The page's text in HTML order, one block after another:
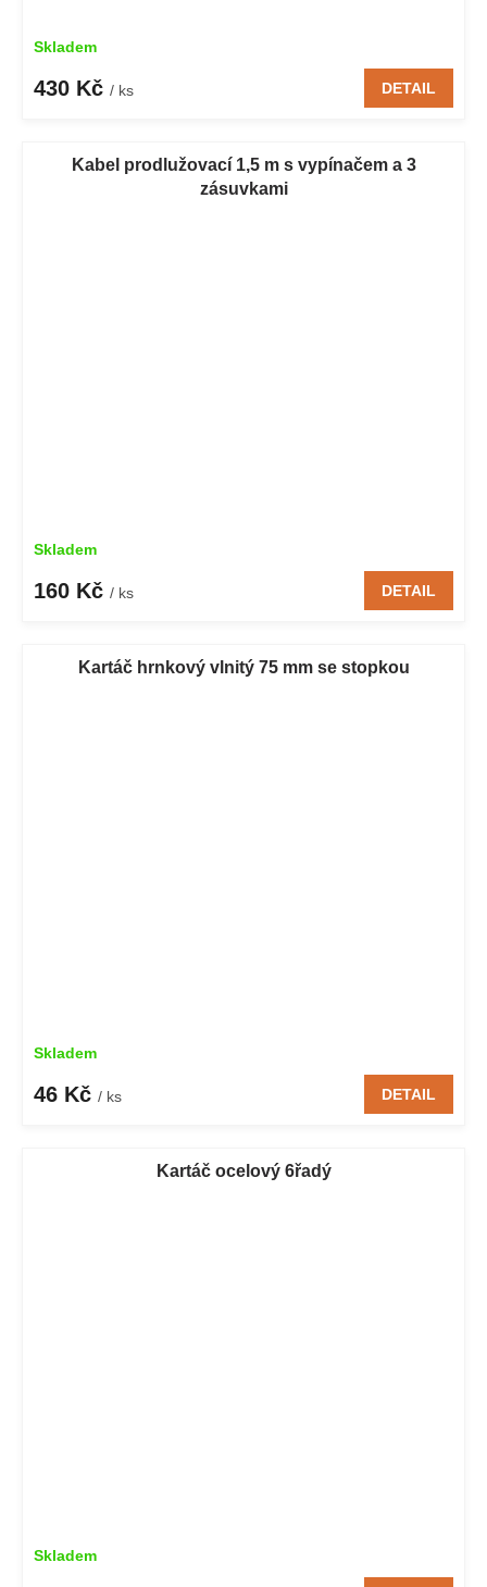
Skladem
430 Kč / ks DETAIL
Kabel prodlužovací 1,5 m s vypínačem a 3
zásuvkami
Skladem
160 Kč / ks DETAIL
Kartáč hrnkový vlnitý 75 mm se stopkou
Skladem
46 Kč / ks DETAIL
Kartáč ocelový 6řadý
Skladem